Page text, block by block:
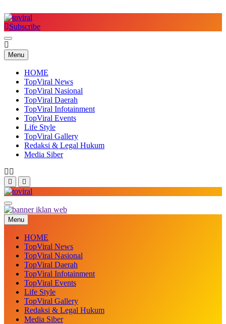
to
content
Subscribe
Menu
HOME
TopViral News
TopViral Nasional
TopViral Daerah
TopViral Infotainment
TopViral Events
Life Style
TopViral Gallery
Redaksi & Legal Hukum
Media Siber
Top Viral
Menu
HOME
TopViral News
TopViral Nasional
TopViral Daerah
TopViral Infotainment
TopViral Events
Life Style
TopViral Gallery
Redaksi & Legal Hukum
Media Siber